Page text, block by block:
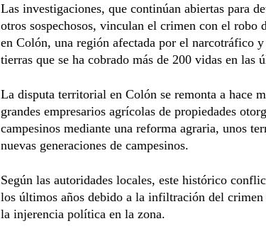
Las investigaciones, que continúan abiertas para
otros sospechosos, vinculan el crimen con el robo
en Colón, una región afectada por el narcotráfico
tierras que se ha cobrado más de 200 vidas en las
La disputa territorial en Colón se remonta a hace
grandes empresarios agrícolas de propiedades
campesinos mediante una reforma agraria, unos
nuevas generaciones de campesinos.
Según las autoridades locales, este histórico
los últimos años debido a la infiltración del
la injerencia política en la zona.